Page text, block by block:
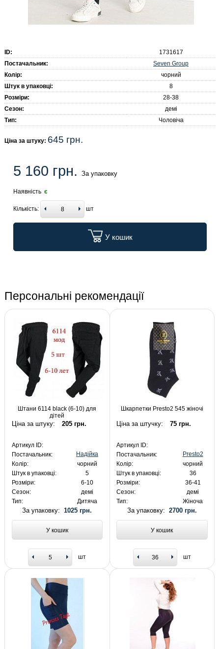
ID:
1731617
Постачальник:
Seven Group
Колір:
чорний
Штук в упаковці:
8
Розміри:
28-38
Сезон:
демі
Тип:
Чоловіча
Ціна за штуку: 645 грн.
5 160 грн. За упаковку
Наявність є
Кількість: шт
У кошик
Персональні рекомендації
Штани 6114 black (6-10) для
дітей
Ціна за штуку: 205 грн.
Артикул ID:
Постачальник:
Надійка
Колір:
чорний
Штук в упаковці:
5
Розміри:
6-10
Сезон:
демі
Тип:
Дитяча
За упаковку:1025 грн.
У кошик
шт
Шкарпетки Presto2 545 жіночі
Ціна за штучку: 75 грн.
Артикул ID:
Постачальник:
Presto2
Колір:
чорний
Штук в упаковці:
36
Розміри:
36-41
Сезон:
демі
Тип:
Жіноча
За упаковку: 2700 грн.
У кошик
шт